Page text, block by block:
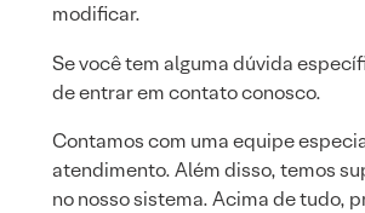
modificar.
Se você tem alguma dúvida
de entrar em contato conosco.
Contamos com uma equipe
atendimento. Além disso, temos
no nosso sistema. Acima de tudo,